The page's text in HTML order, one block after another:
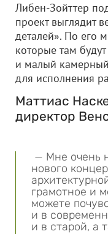
Либен-Зойттер
проект выглядит
деталей». По его
которые там
и малый
для исполнения
Маттиас
директор
— Мне очень
нового
грамотное и
можете
и в
и в старой, а